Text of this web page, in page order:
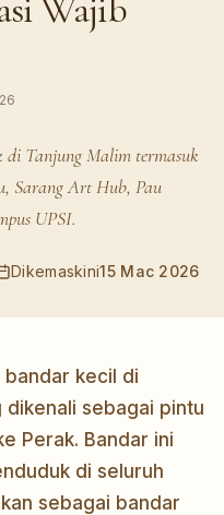
di Tanjung Malim termasuk
Sarang Art Hub, Pau
UPSI.
Dikemaskini15 Mac 2026
bandar kecil di
dikenali sebagai pintu
Perak. Bandar ini
di seluruh
sebagai bandar